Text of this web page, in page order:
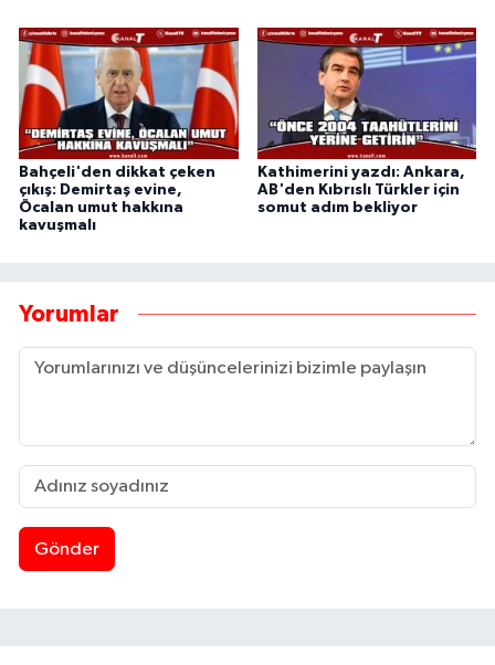
Bahçeli'den dikkat çeken
çıkış: Demirtaş evine,
Öcalan umut hakkına
kavuşmalı
Kathimerini yazdı: Ankara,
AB'den Kıbrıslı Türkler için
somut adım bekliyor
Yorumlar
Gönder